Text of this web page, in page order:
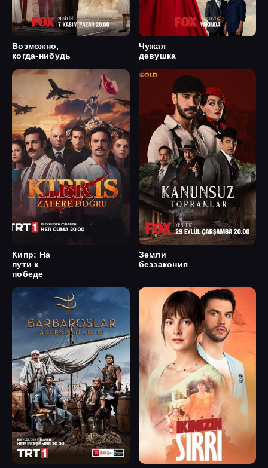
Возможно,
когда-нибудь
Чужая
девушка
Кипр: На
пути к
победе
Земли
беззакония